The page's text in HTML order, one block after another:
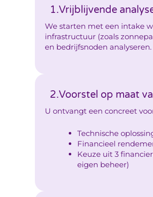
1.Vrijblijvende
We starten met een intake
infrastructuur (zoals
en bedrijfsnoden analyseren.
2.Voorstel op maat
U ontvangt een concreet
Technische
Financieel
Keuze uit 3
eigen beheer)